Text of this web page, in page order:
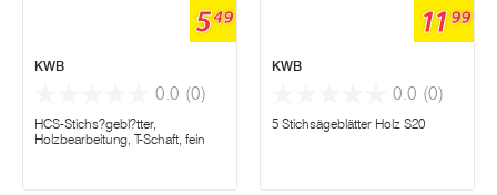
549
KWB
0.0 (0)
HCS-Stichs?gebl?tter,
Holzbearbeitung, T-Schaft, fein
1199
KWB
0.0 (0)
5 Stichsägeblätter Holz S20